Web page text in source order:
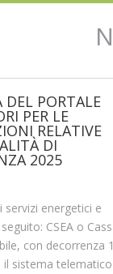
DEL PORTALE
PER LE
RELATIVE
DI
2025
servizi energetici e
CSEA o
con decorrenza
sistema telematico